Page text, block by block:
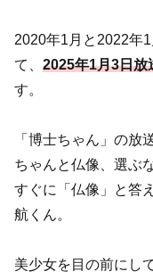
2020年1月と2022年
て、 2025年1月3日放
す。
「博士ちゃん」の放
ちゃんと仏像、選ぶ
すぐに「仏像」と答
航くん。
美少女を目の前にし